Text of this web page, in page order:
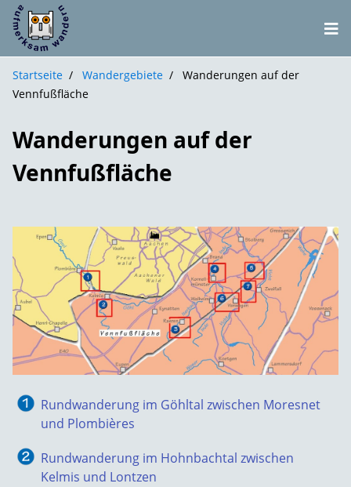
Startseite Wandergebiete
Wanderungen auf der
Vennfußfläche
Wanderungen auf der
Vennfußfläche
Rundwanderung im Göhltal zwischen Moresnet
und Plombières
Rundwanderung im Hohnbachtal zwischen
Kelmis und Lontzen